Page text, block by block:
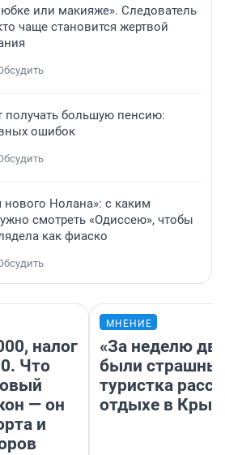
или макияже». Следователь
чаще становится жертвой
получать большую пенсию:
ошибок
Нолана»: с каким
смотреть «Одиссею», чтобы
как фиаско
налог
Что
— он
и
МНЕНИЕ
«За неделю
были
туристка
отдыхе в